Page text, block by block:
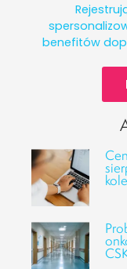
benefitów